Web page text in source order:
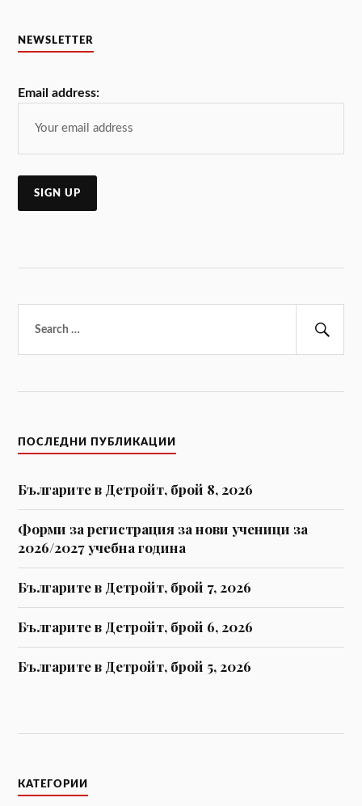
NEWSLETTER
Email address:
ПОСЛЕДНИ ПУБЛИКАЦИИ
Българите в Детройт, брой 8, 2026
Форми за регистрaция за нови ученици за
2026/2027 учебна година
Българите в Детройт, брой 7, 2026
Българите в Детройт, брой 6, 2026
Българите в Детройт, брой 5, 2026
КАТЕГОРИИ